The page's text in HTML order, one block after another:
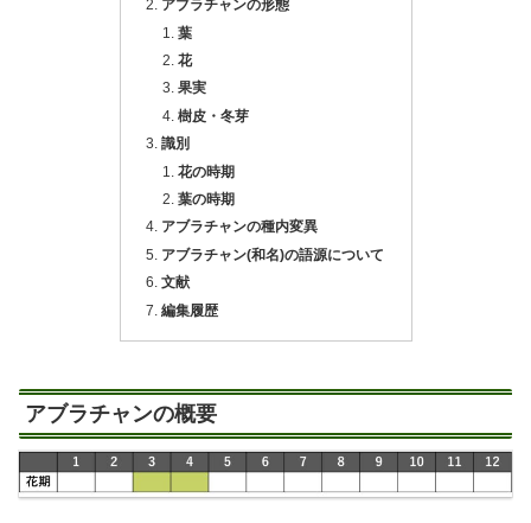
アブラチャンの形態
葉
花
果実
樹皮・冬芽
識別
花の時期
葉の時期
アブラチャンの種内変異
アブラチャン(和名)の語源について
文献
編集履歴
アブラチャンの概要